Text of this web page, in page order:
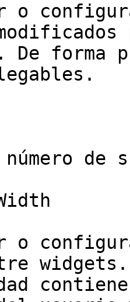
o
De forma
de
o
widgets.